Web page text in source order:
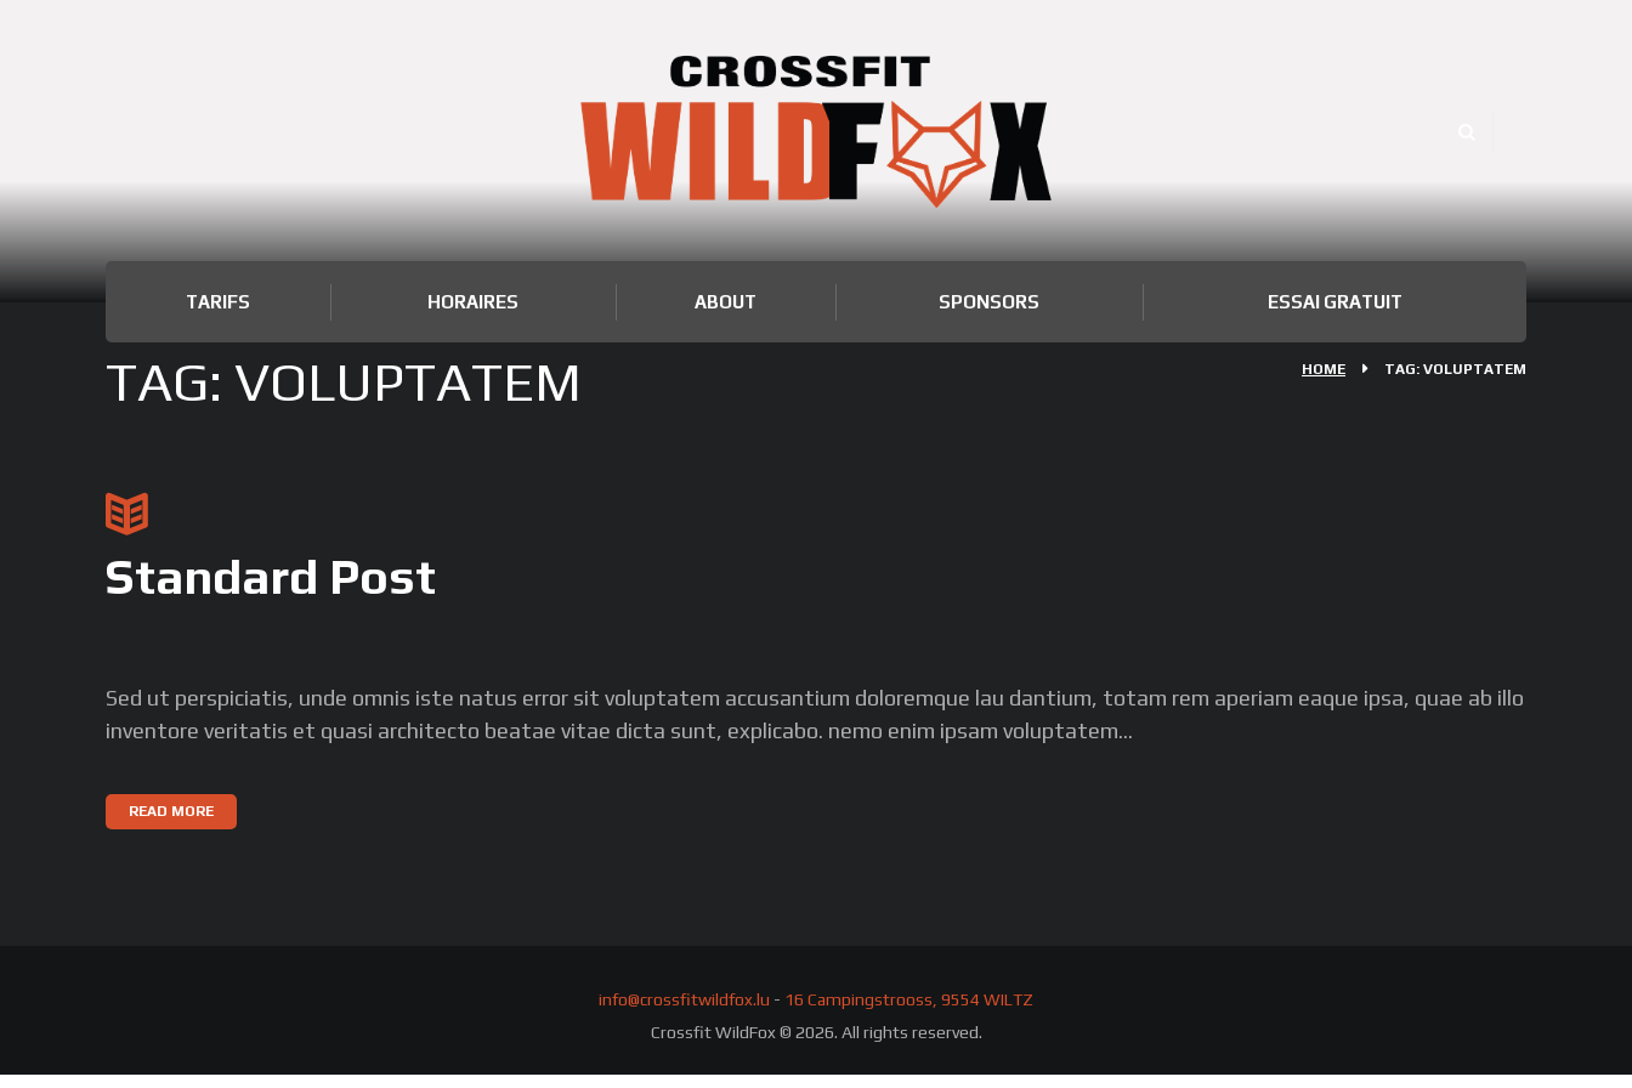
TARIFS HORAIRES ABOUT SPONSORS ESSAI GRATUIT
TAG: VOLUPTATEM HOME TAG: VOLUPTATEM
Standard Post
Sed ut perspiciatis, unde omnis iste natus error sit voluptatem accusantium doloremque lau dantium, totam rem aperiam eaque ipsa, quae ab illo
inventore veritatis et quasi architecto beatae vitae dicta sunt, explicabo. nemo enim ipsam voluptatem...
READ MORE
info@crossfitwildfox.lu - 16 Campingstrooss, 9554 WILTZ
Crossfit WildFox © 2026. All rights reserved.